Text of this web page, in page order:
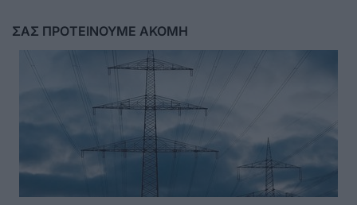
ΣΑΣ ΠΡΟΤΕΙΝΟΥΜΕ ΑΚΟΜΗ